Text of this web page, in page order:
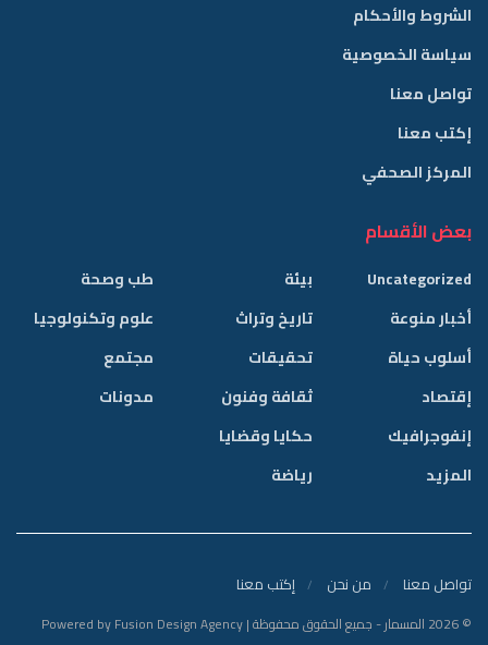
الشروط والأحكام
سياسة الخصوصية
تواصل معنا
إكتب معنا
المركز الصحفي
بعض الأقسام
Uncategorized
أخبار منوعة
أسلوب حياة
إقتصاد
إنفوجرافيك
المزيد
بيئة
تاريخ وتراث
تحقيقات
ثقافة وفنون
حكايا وقضايا
رياضة
طب وصحة
علوم وتكنولوجيا
مجتمع
مدونات
تواصل معنا من نحن إكتب معنا